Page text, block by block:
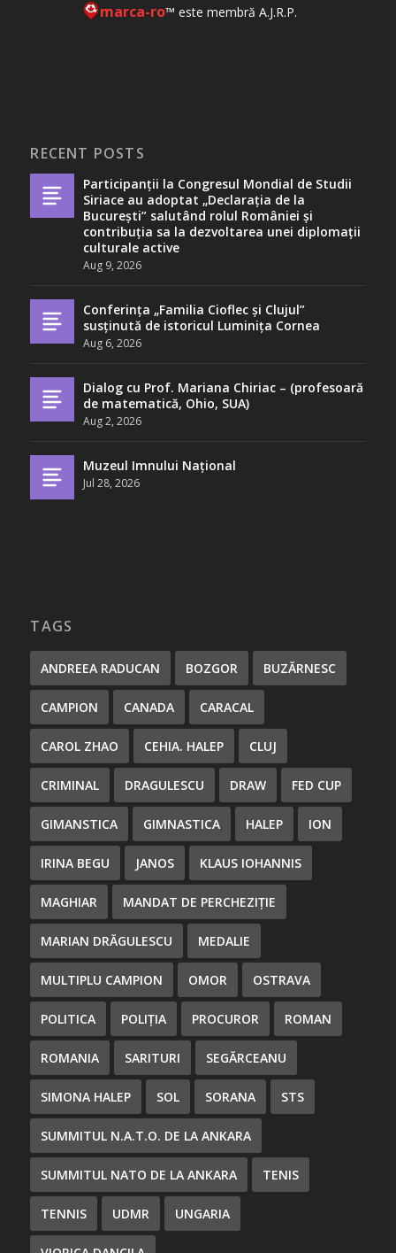
marca-ro™ este membră A.J.R.P.
RECENT POSTS
Participanții la Congresul Mondial de Studii
Siriace au adoptat „Declarația de la
București” salutând rolul României și
contribuția sa la dezvoltarea unei diplomații
culturale active
Aug 9, 2026
Conferința „Familia Cioflec și Clujul”
susținută de istoricul Luminița Cornea
Aug 6, 2026
Dialog cu Prof. Mariana Chiriac – (profesoară
de matematică, Ohio, SUA)
Aug 2, 2026
Muzeul Imnului Național
Jul 28, 2026
TAGS
ANDREEA RADUCAN BOZGOR BUZĂRNESC
CAMPION CANADA CARACAL
CAROL ZHAO CEHIA. HALEP CLUJ
CRIMINAL DRAGULESCU DRAW FED CUP
GIMANSTICA GIMNASTICA HALEP ION
IRINA BEGU JANOS KLAUS IOHANNIS
MAGHIAR MANDAT DE PERCHEZIȚIE
MARIAN DRĂGULESCU MEDALIE
MULTIPLU CAMPION OMOR OSTRAVA
POLITICA POLIȚIA PROCUROR ROMAN
ROMANIA SARITURI SEGĂRCEANU
SIMONA HALEP SOL SORANA STS
SUMMITUL N.A.T.O. DE LA ANKARA
SUMMITUL NATO DE LA ANKARA TENIS
TENNIS UDMR UNGARIA